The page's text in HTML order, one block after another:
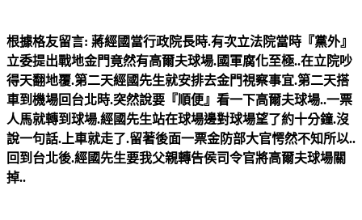
根據格友留言: 蔣經國當行政院長時.有次立法院當時『黨外』
立委提出戰地金門竟然有高爾夫球場.國軍腐化至極..在立院吵
得天翻地覆.第二天經國先生就安排去金門視察事宜.第二天搭
車到機場回台北時.突然說要『順便』看一下高爾夫球場..一票
人馬就轉到球場.經國先生站在球場邊對球場望了約十分鐘.沒
說一句話.上車就走了.留著後面一票金防部大官愕然不知所以..
回到台北後.經國先生要我父親轉告侯司令官將高爾夫球場關
掉..